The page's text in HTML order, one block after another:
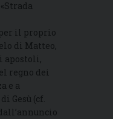
il proprio
di Matteo,
apostoli,
regno dei
e a
Gesù (cf.